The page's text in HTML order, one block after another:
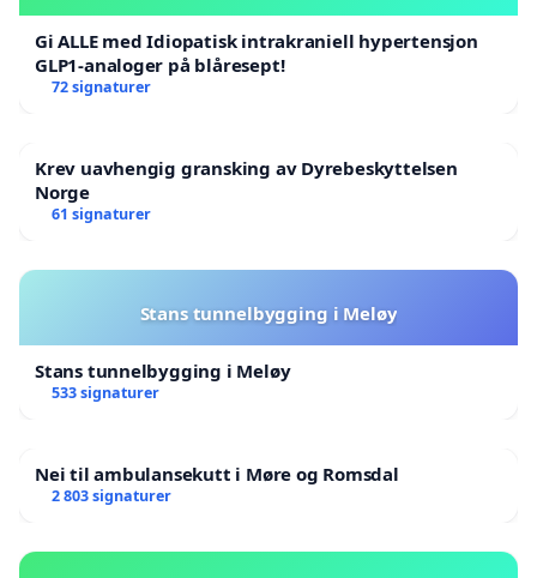
Gi ALLE med Idiopatisk intrakraniell hypertensjon
GLP1-analoger på blåresept!
72 signaturer
Krev uavhengig gransking av Dyrebeskyttelsen
Norge
61 signaturer
Stans tunnelbygging i Meløy
Stans tunnelbygging i Meløy
533 signaturer
Nei til ambulansekutt i Møre og Romsdal
2 803 signaturer